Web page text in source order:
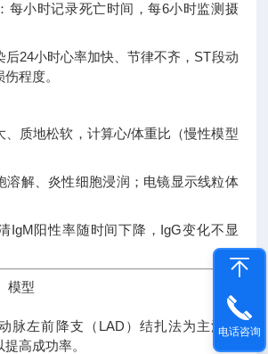
：每小时记录死亡时间，每6小时监测摄
后24小时心率加快、节律不齐，ST段动
伤程度。
、质地松软，计算心/体重比（慢性模型
溶解、炎性细胞浸润；电镜显示线粒体
IgM阳性率随时间下降，IgG变化不显
模型
脉左前降支（LAD）结扎法为主流技
提高成功率。
电话咨询